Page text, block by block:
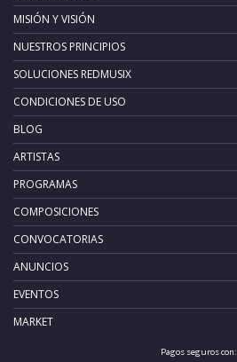
MISIÓN Y VISIÓN
NUESTROS PRINCIPIOS
SOLUCIONES REDMUSIX
CONDICIONES DE USO
BLOG
ARTISTAS
PROGRAMAS
COMPOSICIONES
CONVOCATORIAS
ANUNCIOS
EVENTOS
MARKET
Pagos seguros con: